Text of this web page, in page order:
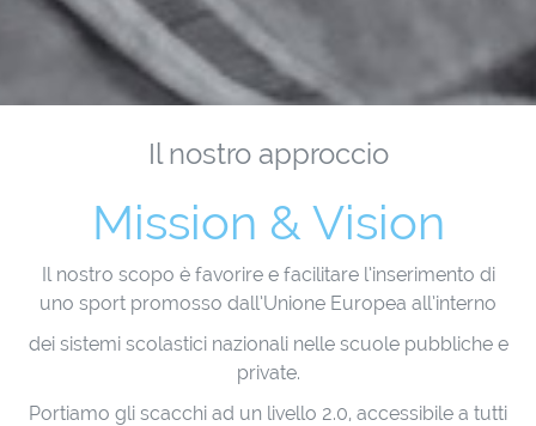
Il nostro approccio
Mission & Vision
Il nostro scopo è favorire e facilitare l’inserimento di
uno sport promosso dall’Unione Europea all’interno
dei sistemi scolastici nazionali nelle scuole pubbliche e
private.
Portiamo gli scacchi ad un livello 2.0, accessibile a tutti